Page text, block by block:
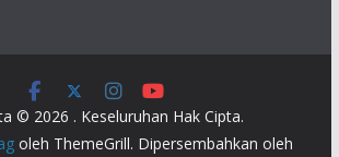
© 2026 . Keseluruhan Hak Cipta.
oleh ThemeGrill. Dipersembahkan oleh